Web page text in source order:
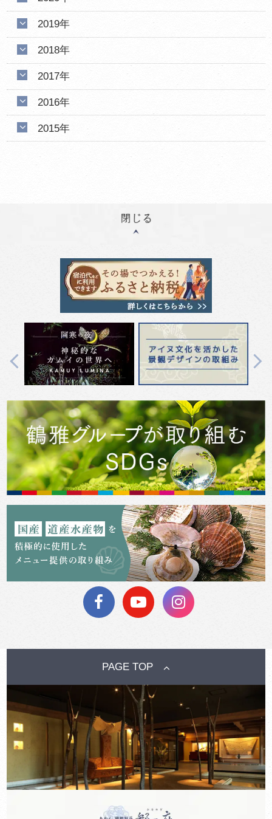
2019年
2018年
2017年
2016年
2015年
Previous Next
PAGE TOP